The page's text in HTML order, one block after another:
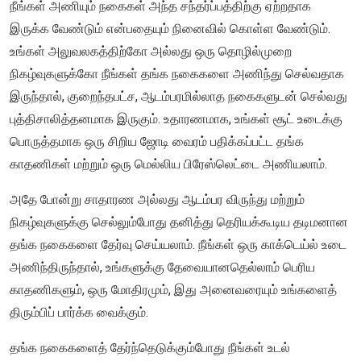
நீங்கள் அணியும் நகைகள் அந்த சந்தர்ப்பத்திற்கு ஏற்றதாக
இருக்க வேண்டும் என்பதையும் நினைவில் கொள்ள வேண்டும்.
உங்கள் அலுவலகத்திற்கோ அல்லது ஒரு தொழில்முறை
நிகழ்வுகளுக்கோ நீங்கள் தங்க நகைகளை அணிந்து செல்வதாக
இருந்தால், குறைந்தபட்ச, ஆடம்பரமில்லாத நகைகளுடன் செல்வது
புத்திசாலித்தனமாக இருகும். உதாரணமாக, உங்கள் சூட் உடைக்கு
பொருத்தமாக ஒரு சிறிய ஜோடி வைரம் பதிக்கப்பட்ட தங்க
காதணிகள் மற்றும் ஒரு மெல்லிய பிரேஸ்லெட்டை அணியலாம்.
அதே போன்று சாதாரண அல்லது ஆடம்பர விருந்து மற்றும்
நிகழ்வுகளுக்கு செல்லும்போது தனித்து தெரியக்கூடிய தடிமனான
தங்க நகைகளை தேர்வு செய்யலாம். நீங்கள் ஒரு காக்டெய்ல் உடை
அணிந்திருந்தால், உங்களுக்கு தேவையானதெல்லாம் பெரிய
காதணிகளும், ஒரு மோதிரமும், இது அனைவரையும் உங்களைத்
திரும்பிப் பார்க்க வைக்கும்.
தங்க நகைகளைத் தேர்ந்தெடுக்கும்போது நீங்கள் உடல்